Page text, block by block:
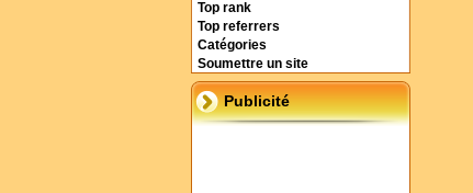
Top rank
Top referrers
Catégories
Soumettre un site
Publicité